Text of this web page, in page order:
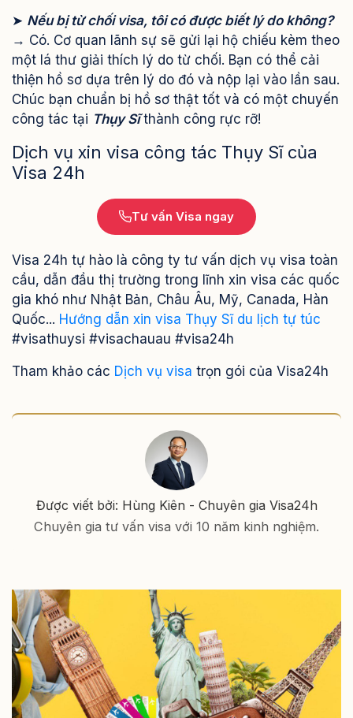
➤ Nếu bị từ chối visa, tôi có được biết lý do không?
→ Có. Cơ quan lãnh sự sẽ gửi lại hộ chiếu kèm theo
một lá thư giải thích lý do từ chối. Bạn có thể cải
thiện hồ sơ dựa trên lý do đó và nộp lại vào lần sau.
Chúc bạn chuẩn bị hồ sơ thật tốt và có một chuyến
công tác tại Thụy Sĩthành công rực rỡ!
Dịch vụ xin visa công tác Thụy Sĩ của
Visa 24h
Tư vấn Visa ngay
Visa 24h tự hào là công ty tư vấn dịch vụ visa toàn
cầu, dẫn đầu thị trường trong lĩnh xin visa các quốc
gia khó như Nhật Bản, Châu Âu, Mỹ, Canada, Hàn
Quốc... Hướng dẫn xin visa Thụy Sĩ du lịch tự túc
#visathuysi #visachauau #visa24h
Tham khảo các Dịch vụ visa trọn gói của Visa24h
Được viết bởi: Hùng Kiên - Chuyên gia Visa24h
Chuyên gia tư vấn visa với 10 năm kinh nghiệm.